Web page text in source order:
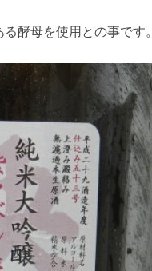
酵母を使用との事です。